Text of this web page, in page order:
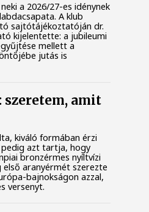
a 2026/27-es idénynek
A klub
sajtótájékoztatóján dr.
kijelentette: a jubileumi
mellett a
jutás is
szeretem, amit
kiváló formában érzi
pedig azt tartja, hogy
bronzérmes nyíltvízi
aranyérmét szerezte
bajnokságon azzal,
versenyt.